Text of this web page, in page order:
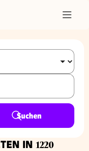
Suchen
IN 1220